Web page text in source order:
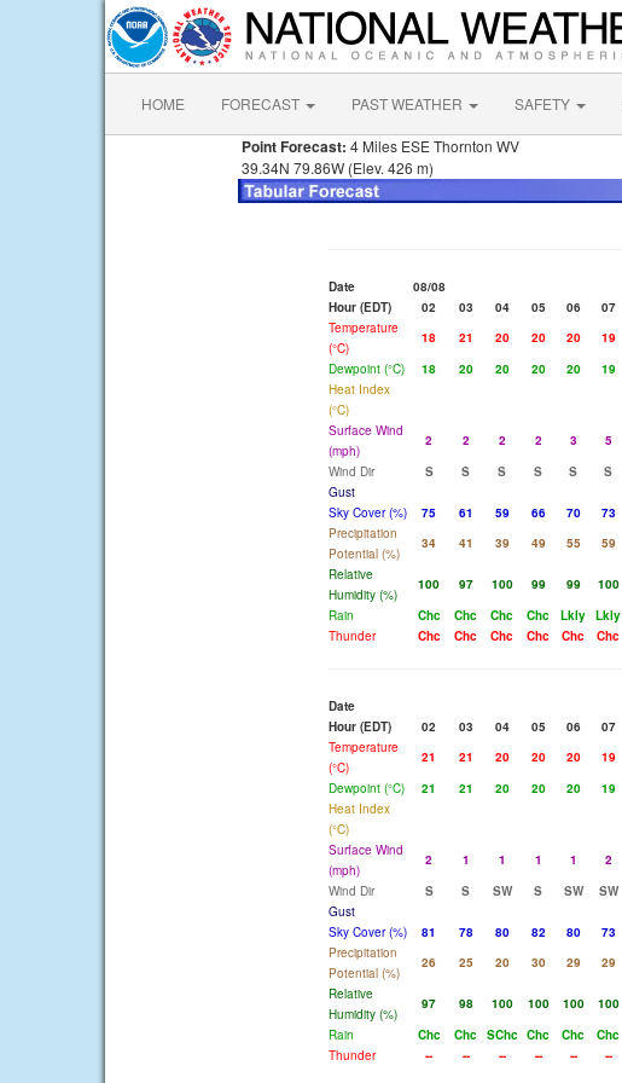
HOME FORECAST PAST WEATHER SAFETY
Point Forecast: 4 Miles ESE Thornton WV
39.34N 79.86W (Elev. 426 m)
Date 08/08
Hour (EDT)
02 03 04 05 06 07
Temperature
(°C)
18 21 20 20 20 19
Dewpoint (°C)
18 20 20 20 20 19
Heat Index
(°C)
Surface Wind
(mph)
2 2 2 2 3 5
Wind Dir
S S S S S S
Gust
Sky Cover (%)
75 61 59 66 70 73
Precipitation
Potential (%)
34 41 39 49 55 59
Relative
Humidity (%)
100 97 100 99 99 100
Rain
Chc Chc Chc Chc Lkly Lkly
Thunder
Chc Chc Chc Chc Chc Chc
Date
Hour (EDT)
02 03 04 05 06 07
Temperature
(°C)
21 21 20 20 20 19
Dewpoint (°C)
21 21 20 20 20 19
Heat Index
(°C)
Surface Wind
(mph)
2 1 1 1 1 2
Wind Dir
S S SW S SW SW
Gust
Sky Cover (%)
81 78 80 82 80 73
Precipitation
Potential (%)
26 25 20 30 29 29
Relative
Humidity (%)
97 98 100 100 100 100
Rain
Chc Chc SChc Chc Chc Chc
Thunder
-- -- -- -- -- --